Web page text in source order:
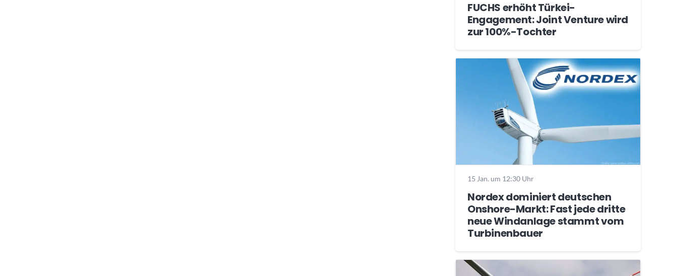
FUCHS erhöht Türkei-
Engagement: Joint Venture wird
zur 100%-Tochter
15 Jan. um 12:30 Uhr
Nordex dominiert deutschen
Onshore-Markt: Fast jede dritte
neue Windanlage stammt vom
Turbinenbauer